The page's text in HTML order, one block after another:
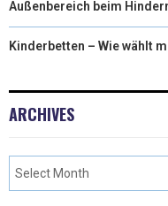
Außenbereich beim
Kinderbetten – Wie wählt
ARCHIVES